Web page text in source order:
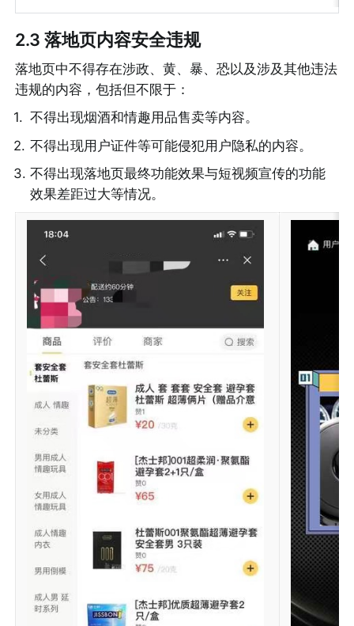
2.3 落地页内容安全违规
落地页中不得存在涉政、黄、暴、恐以及涉及其他违法
违规的内容，包括但不限于：
1. 不得出现烟酒和情趣用品售卖等内容。
2. 不得出现用户证件等可能侵犯用户隐私的内容。
3. 不得出现落地页最终功能效果与短视频宣传的功能
效果差距过大等情况。